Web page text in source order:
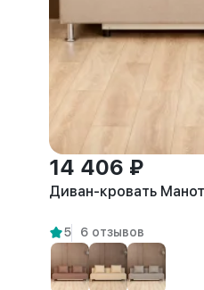
14 406 ₽
Диван-кровать
5 6 отзывов